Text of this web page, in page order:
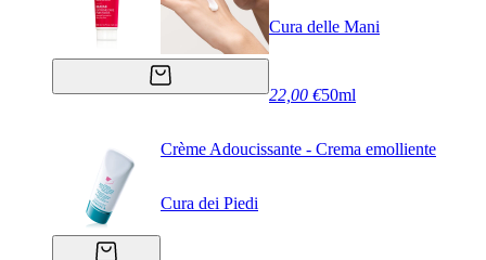
Cura delle Mani
22,00 €50ml
Crème Adoucissante - Crema emolliente
Cura dei Piedi